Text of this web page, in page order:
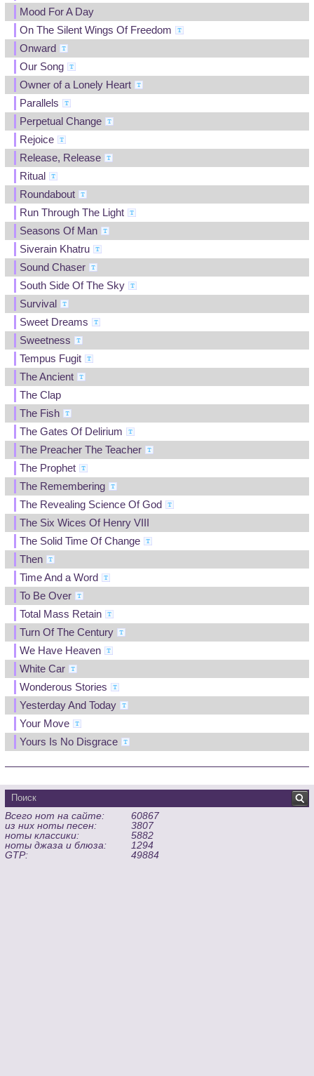
Mood For A Day
On The Silent Wings Of Freedom
Onward
Our Song
Owner of a Lonely Heart
Parallels
Perpetual Change
Rejoice
Release, Release
Ritual
Roundabout
Run Through The Light
Seasons Of Man
Siverain Khatru
Sound Chaser
South Side Of The Sky
Survival
Sweet Dreams
Sweetness
Tempus Fugit
The Ancient
The Clap
The Fish
The Gates Of Delirium
The Preacher The Teacher
The Prophet
The Remembering
The Revealing Science Of God
The Six Wices Of Henry VIII
The Solid Time Of Change
Then
Time And a Word
To Be Over
Total Mass Retain
Turn Of The Century
We Have Heaven
White Car
Wonderous Stories
Yesterday And Today
Your Move
Yours Is No Disgrace
Всего нот на сайте:
60867
из них ноты песен:
3807
ноты классики:
5882
ноты джаза и блюза:
1294
GTP:
49884